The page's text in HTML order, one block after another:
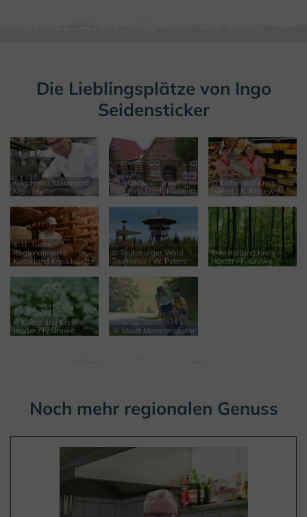
Die Lieblingsplätze von Ingo
Seidensticker
© I.Jansen, Kulturland
Kreis Höxter
© Stadt Nieheim
© Kulturland Kreis
Höxter / K. Krajewski
© U. Toelle,
Regionalmarke
Kulturland Kreis Höxter
© Teutoburger Wald
Tourismus / W. Peters
© Kulturland Kreis
Höxter / F. Grawe
© Kulturland Kreis
Höxter / F. Grawe
© Stadt Marienmünster
Noch mehr regionalen Genuss